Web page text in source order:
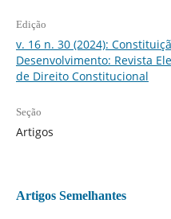
Edição
v. 16 n. 30 (2024):
Desenvolvimento: Revista
de Direito Constitucional
Seção
Artigos
Artigos Semelhantes